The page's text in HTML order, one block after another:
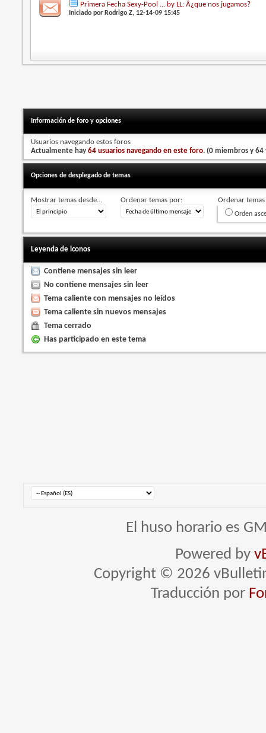
Primera Fecha Sexy-Pool ... by LL: Â¿que nos jugamos?
Iniciado por Rodrigo Z, 12-14-09 15:45
Información de foro y opciones
Usuarios navegando estos foros
Actualmente hay64 usuarios navegando en este foro. (0 miembros y 64
Opciones de desplegado de temas
Mostrar temas desde... Ordenar temas por: Ordenar
Orden
Leyenda de iconos
Contiene mensajes sin leer
No contiene mensajes sin leer
Tema caliente con mensajes no leídos
Tema caliente sin nuevos mensajes
Tema cerrado
Has participado en este tema
El huso horario es
Powered by
Copyright © 2026
Traducción por